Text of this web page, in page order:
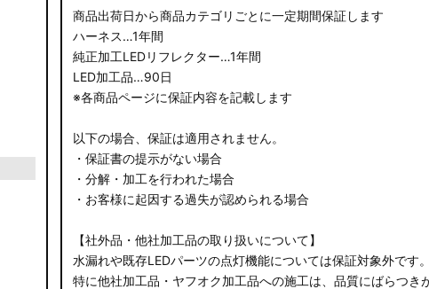
商品出荷日から商品カテゴリごとに一定期間保証します
ハーネス…1年間
純正加工LEDリフレクター…1年間
LED加工品…90日
※各商品ページに保証内容を記載します
以下の場合、保証は適用されません。
・保証書の提示がない場合
・分解・加工を行われた場合
・お客様に起因する過失が認められる場合
【社外品・他社加工品の取り扱いについて】
水漏れや既存LEDパーツの点灯機能については保証対象外です。
特に他社加工品・ヤフオク加工品への施工は、品質にばらつき